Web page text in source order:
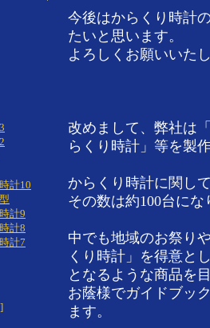
今後はからくり時計
たいと思います。
よろしくお願いいた
改めまして、弊社は
らくり時計」等を製
からくり時計に関し
その数は約100台にな
中でも地域のお祭り
くり時計」を得意と
となるような商品を
お蔭様でガイドブッ
ます。
計10
計9
計8
計7